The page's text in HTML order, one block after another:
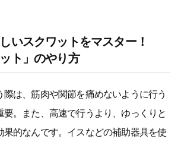
いスクワットをマスター！
ト」のやり方
際は、筋肉や関節を痛めないように行う
要。また、高速で行うより、ゆっくりと
果的なんです。イスなどの補助器具を使